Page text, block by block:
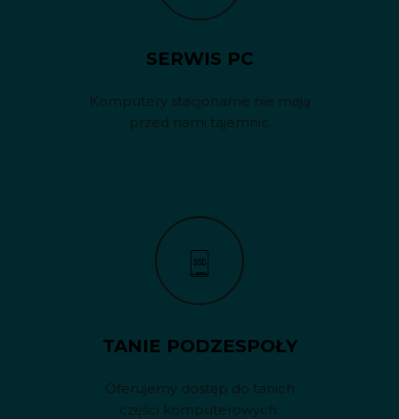
SERWIS PC
Komputery stacjonarne nie mają
przed nami tajemnic.
TANIE PODZESPOŁY
Oferujemy dostęp do tanich
części komputerowych.